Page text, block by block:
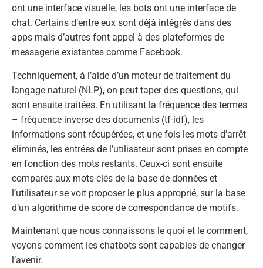
ont une interface visuelle, les bots ont une interface de
chat. Certains d’entre eux sont déjà intégrés dans des
apps mais d’autres font appel à des plateformes de
messagerie existantes comme Facebook.
Techniquement, à l’aide d’un moteur de traitement du
langage naturel (NLP), on peut taper des questions, qui
sont ensuite traitées. En utilisant la fréquence des termes
– fréquence inverse des documents (tf-idf), les
informations sont récupérées, et une fois les mots d’arrêt
éliminés, les entrées de l’utilisateur sont prises en compte
en fonction des mots restants. Ceux-ci sont ensuite
comparés aux mots-clés de la base de données et
l’utilisateur se voit proposer le plus approprié, sur la base
d’un algorithme de score de correspondance de motifs.
Maintenant que nous connaissons le quoi et le comment,
voyons comment les chatbots sont capables de changer
l’avenir.